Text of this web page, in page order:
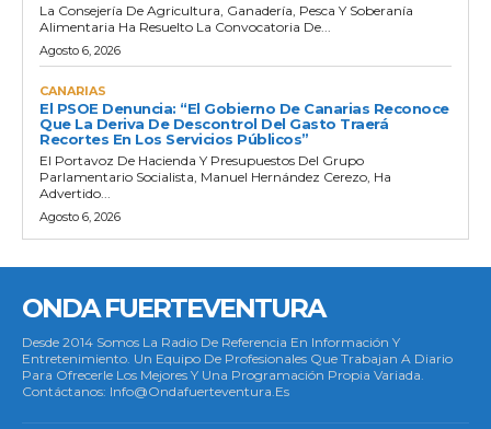
La Consejería De Agricultura, Ganadería, Pesca Y Soberanía
Alimentaria Ha Resuelto La Convocatoria De...
Agosto 6, 2026
CANARIAS
El PSOE Denuncia: “El Gobierno De Canarias Reconoce
Que La Deriva De Descontrol Del Gasto Traerá
Recortes En Los Servicios Públicos”
El Portavoz De Hacienda Y Presupuestos Del Grupo
Parlamentario Socialista, Manuel Hernández Cerezo, Ha
Advertido...
Agosto 6, 2026
ONDA FUERTEVENTURA
Desde 2014 Somos La Radio De Referencia En Información Y
Entretenimiento. Un Equipo De Profesionales Que Trabajan A Diario
Para Ofrecerle Los Mejores Y Una Programación Propia Variada.
Contáctanos: Info@ondafuerteventura.es